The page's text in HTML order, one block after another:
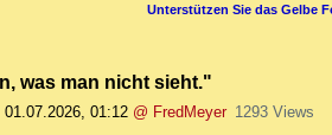
Unterstützen Sie das Gelbe
was man nicht sieht."
01.07.2026, 01:12 @ FredMeyer 1293 Views